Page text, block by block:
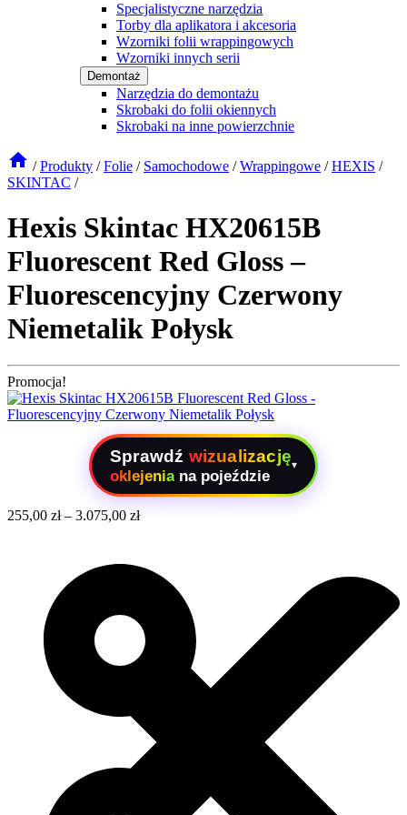
Specjalistyczne narzędzia
Torby dla aplikatora i akcesoria
Wzorniki folii wrappingowych
Wzorniki innych serii
Demontaż
Narzędzia do demontażu
Skrobaki do folii okiennych
Skrobaki na inne powierzchnie
/ Produkty / Folie / Samochodowe / Wrappingowe / HEXIS /
SKINTAC /
Hexis Skintac HX20615B
Fluorescent Red Gloss –
Fluorescencyjny Czerwony
Niemetalik Połysk
Promocja!
Sprawdź wizualizację
oklejenia na pojeździe
▾
255,00 zł– 3.075,00 zł